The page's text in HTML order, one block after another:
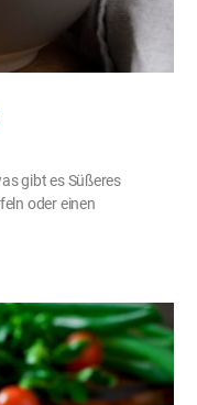
gibt es Süßeres
oder einen